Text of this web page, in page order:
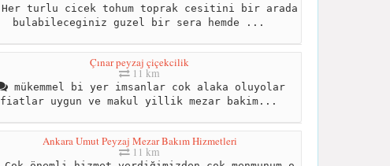
Her turlu cicek tohum toprak cesitini bir arada
bulabileceginiz guzel bir sera hemde ...
Çınar peyzaj çiçekcilik
11 km
mükemmel bi yer imsanlar cok alaka oluyolar
fiatlar uygun ve makul yillik mezar bakim...
Ankara Umut Peyzaj Mezar Bakım Hizmetleri
11 km